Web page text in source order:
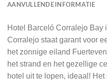
AANVULLENDE INFORMATIE
Hotel Barceló Corralejo Bay
Corralejo staat garant voor
het zonnige eiland
het strand en het gezellige
hotel uit te lopen, ideaal!